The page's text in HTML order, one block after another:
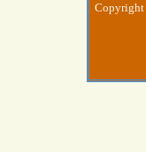
Copyright